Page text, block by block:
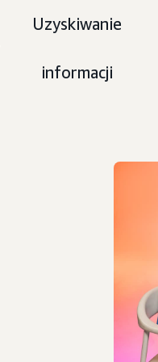
Uzyskiwanie
informacji